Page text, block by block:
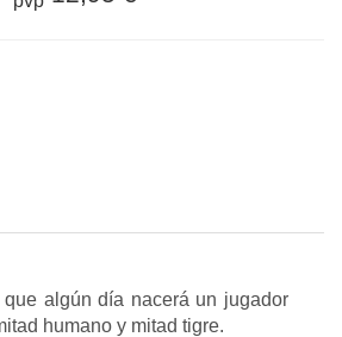
algún día nacerá un jugador
humano y mitad tigre.